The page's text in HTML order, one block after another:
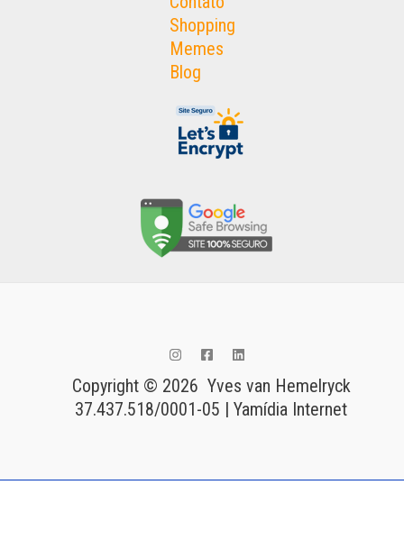
Shopping
Memes
Blog
Copyright © 2026 Yves van Hemelryck
37.437.518/0001-05 | Yamídia Internet